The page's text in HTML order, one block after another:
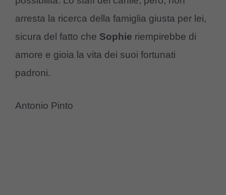
arresta la ricerca della famiglia giusta per lei,
sicura del fatto che Sophie riempirebbe di
amore e gioia la vita dei suoi fortunati
padroni.
Antonio Pinto